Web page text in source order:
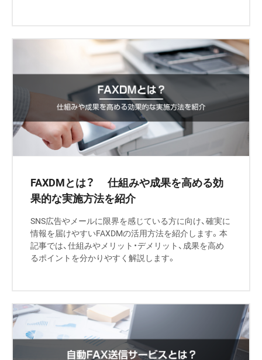
FAXDMとは？ 仕組みや成果を高める効
果的な実施方法を紹介
SNS広告やメールに限界を感じている方に向け、確実に
情報を届けやすいFAXDMの活用方法を紹介します。本
記事では、仕組みやメリット・デメリット、成果を高め
るポイントを分かりやすく解説します。